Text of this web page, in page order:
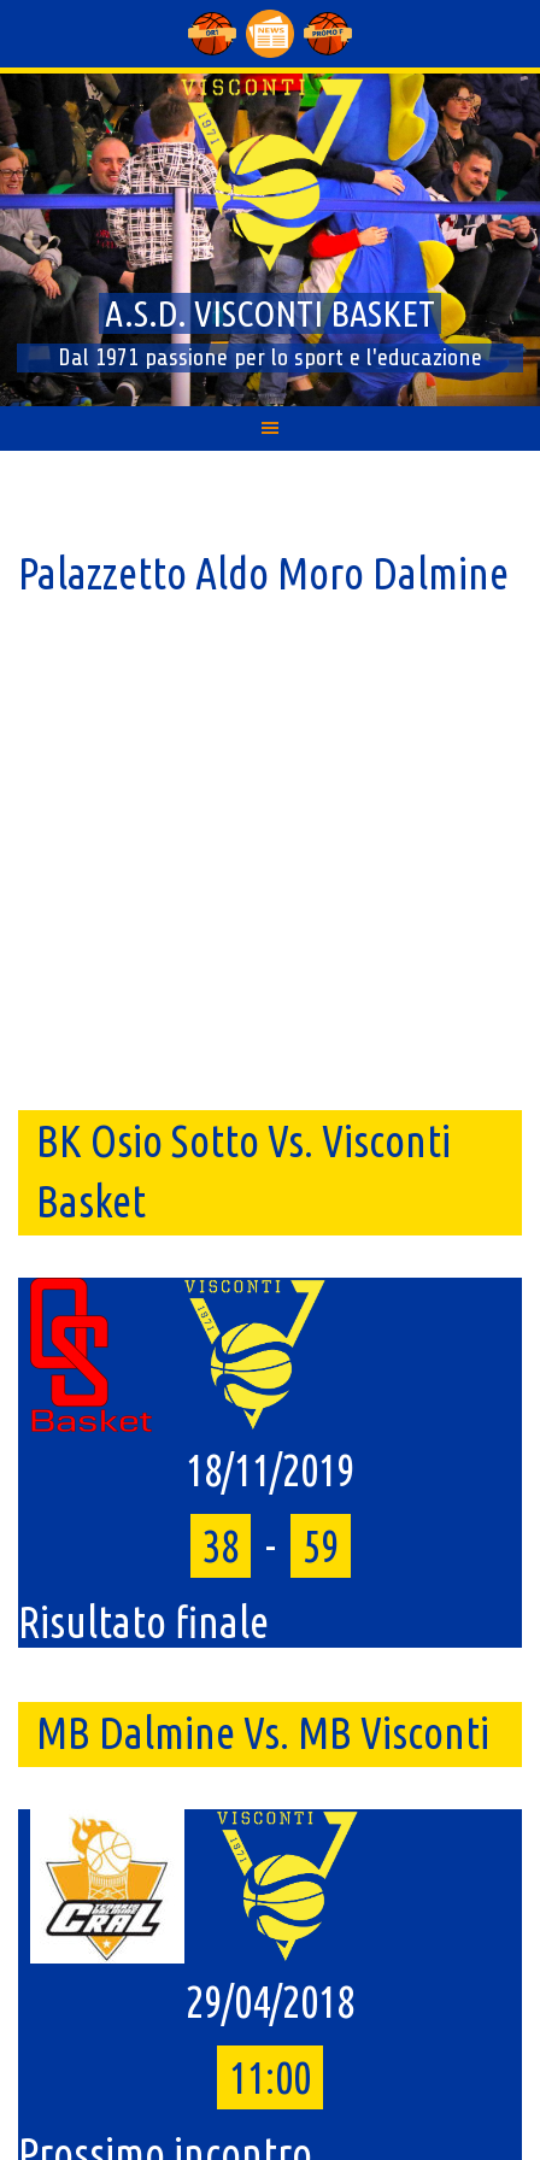
content
A.S.D. VISCONTI BASKET
Dal 1971 passione per lo sport e l'educazione
Palazzetto Aldo Moro Dalmine
BK Osio Sotto Vs. Visconti
Basket
18/11/2019
38 -
59
Risultato finale
MB Dalmine Vs. MB Visconti
29/04/2018
11:00